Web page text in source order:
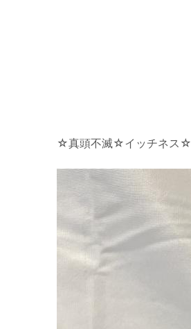
☆真頭不滅☆イッチネス☆